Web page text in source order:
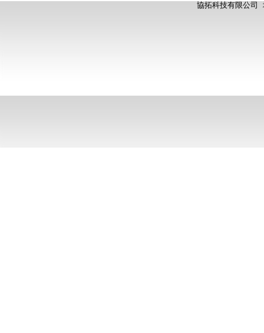
協拓科技有限公司